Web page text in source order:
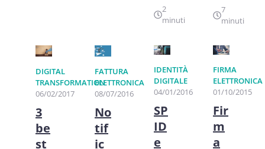
2
minuti
7
minuti
DIGITAL
TRANSFORMATION
06/02/2017
3
be
st
FATTURA
ELETTRONICA
08/07/2016
No
tif
ic
IDENTITÀ
DIGITALE
04/01/2016
SP
ID
e
FIRMA
ELETTRONICA
01/10/2015
Fir
m
a